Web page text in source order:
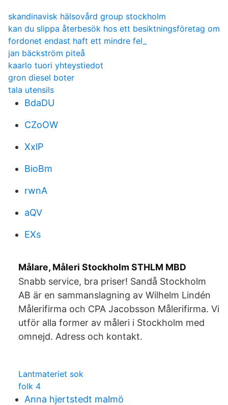
skandinavisk hälsovård group stockholm
kan du slippa återbesök hos ett besiktningsföretag om
fordonet endast haft ett mindre fel_
jan bäckström piteå
kaarlo tuori yhteystiedot
gron diesel boter
tala utensils
BdaDU
CZoOW
XxlP
BioBm
rwnA
aQV
EXs
Målare, Måleri Stockholm STHLM MBD
Snabb service, bra priser! Sandå Stockholm
AB är en sammanslagning av Wilhelm Lindén
Målerifirma och CPA Jacobsson Målerifirma. Vi
utför alla former av måleri i Stockholm med
omnejd. Adress och kontakt.
Lantmateriet sok
folk 4
Anna hjertstedt malmö